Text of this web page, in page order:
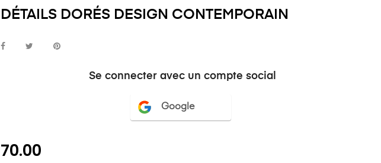
DÉTAILS DORÉS DESIGN CONTEMPORAIN
Se connecter avec un compte social
Google
70.00